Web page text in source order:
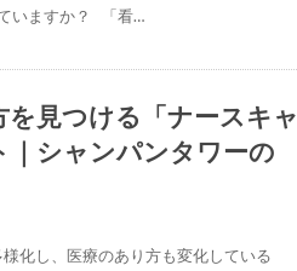
いますか？ 「看…
を見つける「ナースキャ
｜シャンパンタワーの
化し、医療のあり方も変化している